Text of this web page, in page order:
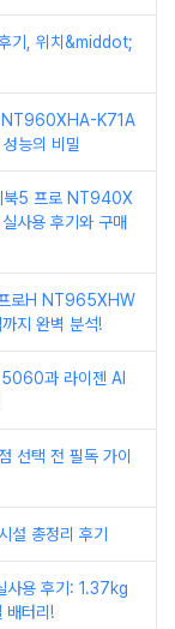
기, 위치&middot;
NT960XHA-K71A
능의 비밀
북5 프로 NT940X
사용 후기와 구매
프로H NT965XHW
지 완벽 분석!
과 라이젠 AI
선택 전 필독 가이
설 총정리 후기
용 후기: 1.37kg
배터리!